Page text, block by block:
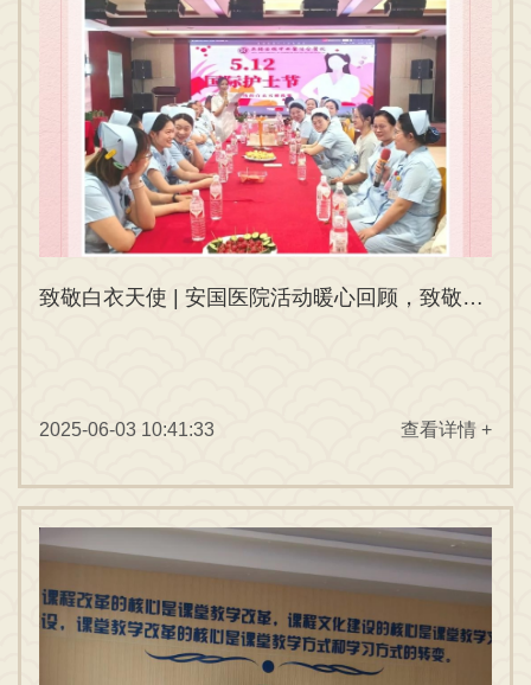
致敬白衣天使 | 安国医院活动暖心回顾，致敬生命守护者！
2025-06-03 10:41:33 查看详情 +